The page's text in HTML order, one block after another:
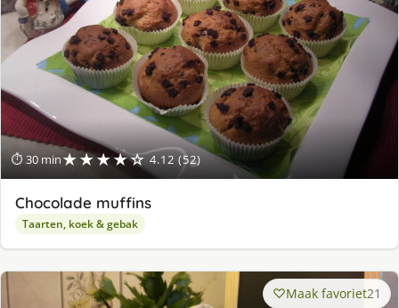
⏱ 30 min★★★★☆ 4.12 (52)
Chocolade muffins
Taarten, koek & gebak
Maak favoriet21